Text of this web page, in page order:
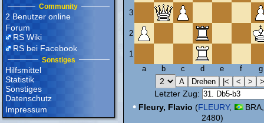
Community
2 Benutzer online
Forum
RS Wiki
RS bei Facebook
Sonstiges
Hilfsmittel
Statistik
Sonstiges
Datenschutz
Impressum
3
2
1
a
b c d e f g
Letzter Zug:
• Fleury, Flavio (FLEURY,
2480)